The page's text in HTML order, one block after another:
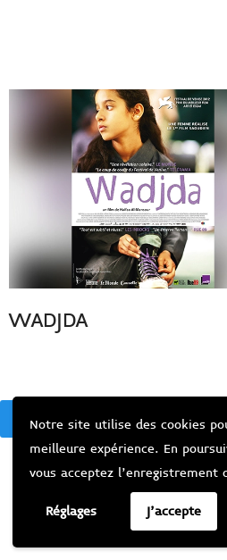
Notre site utilise des cookies
meilleure expérience. En
vous acceptez l’enregistrement
Réglages J'accepte
WADJDA
BACK